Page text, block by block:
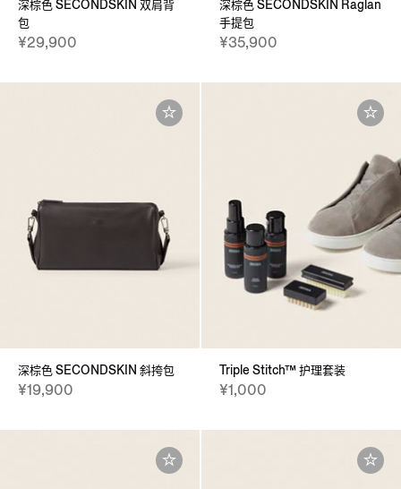
深棕色 SECONDSKIN 双肩背
包
¥29,900
深棕色 SECONDSKIN Raglan
手提包
¥35,900
深棕色 SECONDSKIN 斜挎包
¥19,900
Triple Stitch™ 护理套装
¥1,000